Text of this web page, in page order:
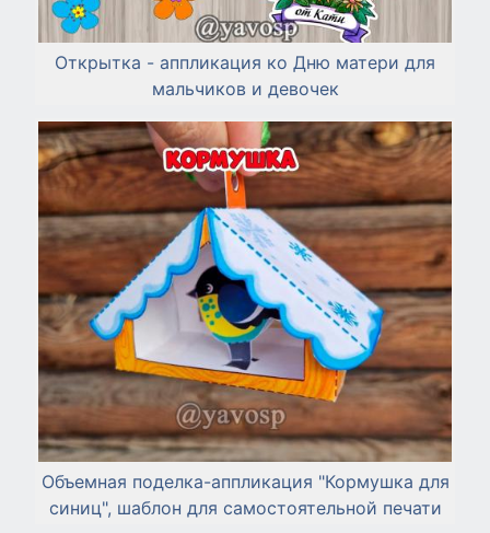
Открытка - аппликация ко Дню матери для
мальчиков и девочек
Объемная поделка-аппликация "Кормушка для
синиц", шаблон для самостоятельной печати